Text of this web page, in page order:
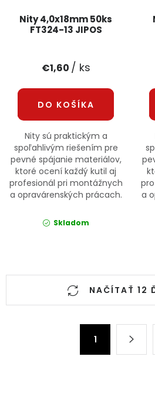
Nity 4,0x18mm 50ks
FT324-13 JIPOS
€1,60 / ks
DO KOŠÍKA
Nity sú praktickým a
spoľahlivým riešením pre
pevné spájanie materiálov,
ktoré ocení každý kutil aj
profesionál pri montážnych
a opravárenských prácach.
Skladom
a
Ovládacie prvky výpisu
NAČÍTAŤ 12
1